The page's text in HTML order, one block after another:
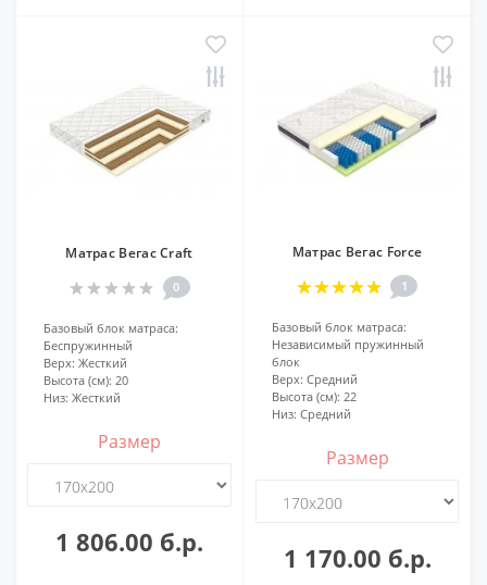
Матрас Вегас Craft
0
Базовый блок матраса:
Беспружинный
Верх: Жесткий
Высота (см): 20
Низ: Жесткий
Размер
1 806.00 б.р.
Матрас Вегас Force
1
Базовый блок матраса:
Независимый пружинный
блок
Верх: Средний
Высота (см): 22
Низ: Средний
Размер
1 170.00 б.р.